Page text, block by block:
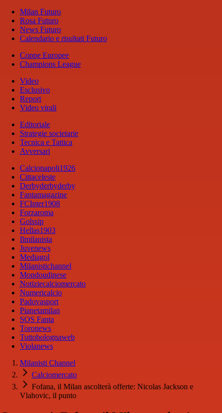
Milan Futuro
Rosa Futuro
News Futuro
Calendario e risultati Futuro
Coppe Europee
Champions League
Video
Esclusivo
Report
Video virali
Editoriale
Strategie societarie
Tecnica e Tattica
Avversari
Calcionapoli1926
Cittaceleste
Derbyderbyderby
Fantamagazine
FCInter1908
Forzaroma
Golssip
Hellas1903
Ilmilanista
Juvenews
Mediagol
Milanistichannel
Mondoudinese
Notiziecalciomercato
Numericalcio
Padovasport
Pianetamilan
SOS Fanta
Toronews
Tuttobolognaweb
Violanews
Milanisti Channel
Calciomercato
Fofana, il Milan ascolterà offerte: Nicolas Jackson e
Vlahovic, il punto